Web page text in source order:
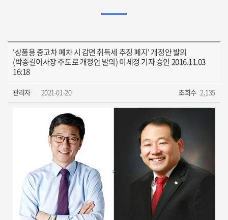
'상품용 중고차 폐차 시 감면 취득세 추징 폐지' 개정안 발의
(박종길이사장 주도로 개정안 발의) 이세정 기자 승인 2016.11.03
16:18
관리자 2021-01-20 조회수 2,135